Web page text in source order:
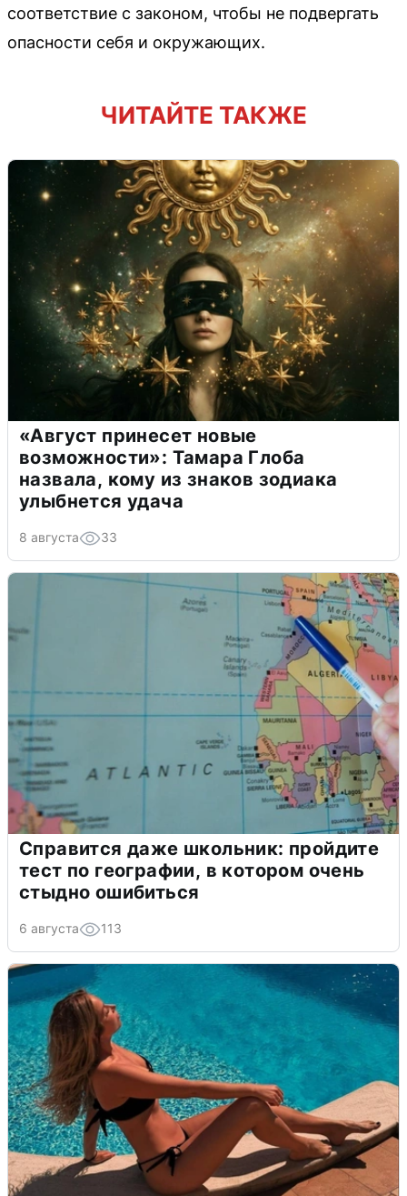
соответствие с законом, чтобы не подвергать
опасности себя и окружающих.
ЧИТАЙТЕ ТАКЖЕ
«Август принесет новые
возможности»: Тамара Глоба
назвала, кому из знаков зодиака
улыбнется удача
8 августа 33
Справится даже школьник: пройдите
тест по географии, в котором очень
стыдно ошибиться
6 августа 113